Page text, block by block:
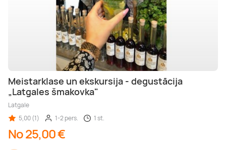
Meistarklase un ekskursija - degustācija
„Latgales šmakovka"
Latgale
5,00 (1)
1-2 pers. 1 st.
No 25,00 €